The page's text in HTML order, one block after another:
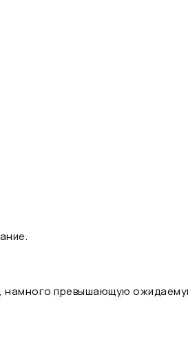
намного превышающую